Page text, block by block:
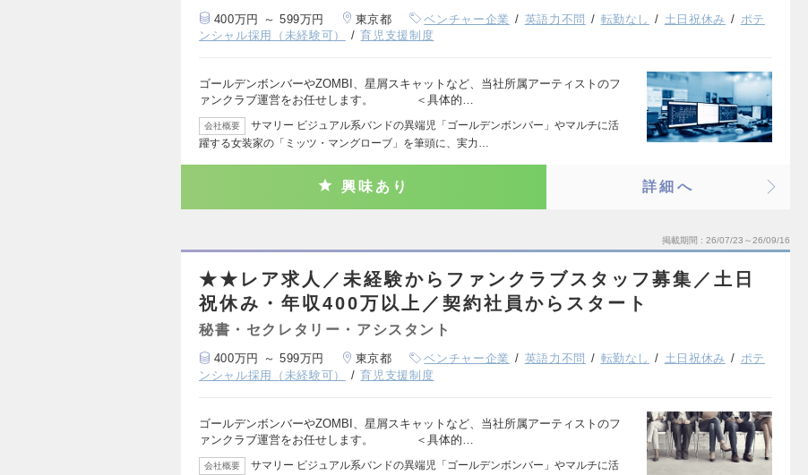
400万円 ～ 599万円 東京都 ベンチャー企業 英語力不問 転勤なし 土日祝休み
ポテ
ンシャル採用（未経験可）
育児支援制度
ゴールデンボンバーやZOMBI、星屑スキャットなど、当社所属アーティストのフ
ァンクラブ運営をお任せします。 ＜具体的…
会社概要
サマリー ビジュアル系バンドの異端児「ゴールデンボンバー」やマルチに活
躍する女装家の「ミッツ・マングローブ」を筆頭に、実力…
興味あり 詳細へ
掲載期間 26/07/23～26/09/16
★★レア求人／未経験からファンクラブスタッフ募集／土日
祝休み・年収400万以上／契約社員からスタート
秘書・セクレタリー・アシスタント
400万円 ～ 599万円 東京都 ベンチャー企業 英語力不問 転勤なし 土日祝休み
ポテ
ンシャル採用（未経験可）
育児支援制度
ゴールデンボンバーやZOMBI、星屑スキャットなど、当社所属アーティストのフ
ァンクラブ運営をお任せします。 ＜具体的…
会社概要
サマリー ビジュアル系バンドの異端児「ゴールデンボンバー」やマルチに活